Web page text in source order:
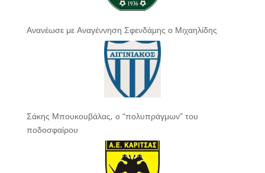
Ανανέωσε με Αναγέννηση Σφενδάμης ο Μιχαηλίδης
Σάκης Μπουκουβάλας, ο “πολυπράγμων” του
ποδοσφαίρου